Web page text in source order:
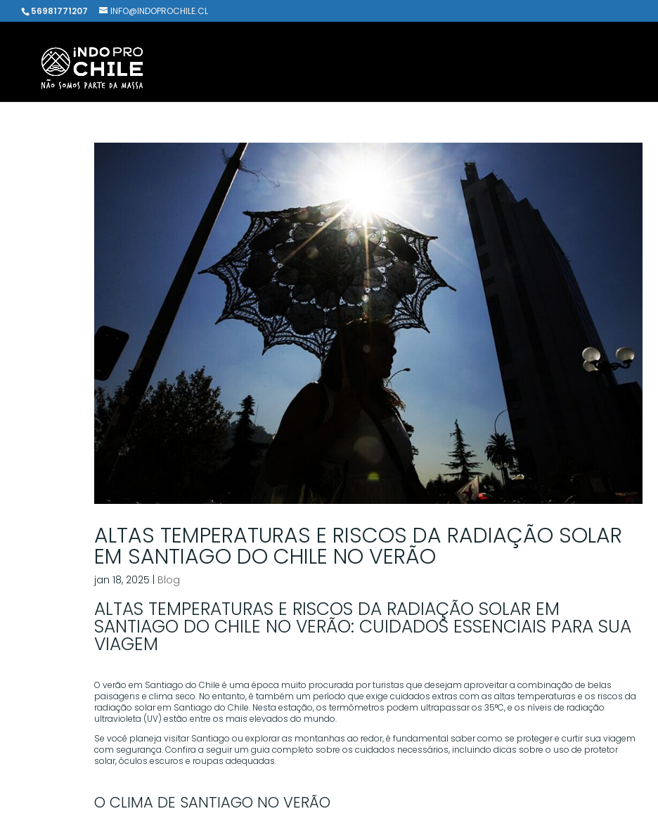
56981771207 INFO@INDOPROCHILE.CL
ALTAS TEMPERATURAS E RISCOS DA RADIAÇÃO SOLAR
EM SANTIAGO DO CHILE NO VERÃO
jan 18, 2025 Blog
ALTAS TEMPERATURAS E RISCOS DA RADIAÇÃO SOLAR EM
SANTIAGO DO CHILE NO VERÃO: CUIDADOS ESSENCIAIS PARA SUA
VIAGEM
O verão em Santiago do Chile é uma época muito procurada por turistas que desejam aproveitar a combinação de belas
paisagens e clima seco. No entanto, é também um período que exige cuidados extras com as altas temperaturas e os riscos da
radiação solar em Santiago do Chile. Nesta estação, os termômetros podem ultrapassar os 35°C, e os níveis de radiação
ultravioleta (UV) estão entre os mais elevados do mundo.
Se você planeja visitar Santiago ou explorar as montanhas ao redor, é fundamental saber como se proteger e curtir sua viagem
com segurança. Confira a seguir um guia completo sobre os cuidados necessários, incluindo dicas sobre o uso de protetor
solar, óculos escuros e roupas adequadas.
O CLIMA DE SANTIAGO NO VERÃO